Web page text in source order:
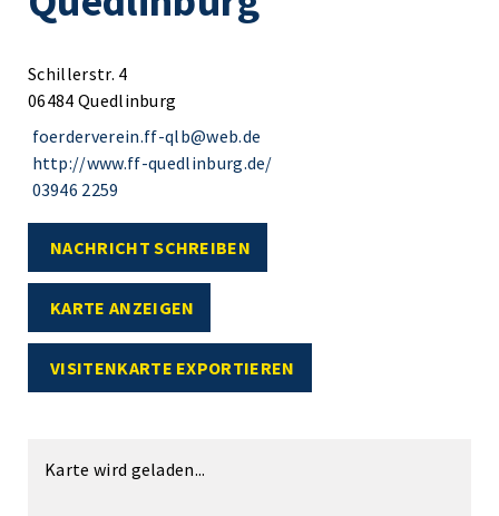
Schillerstr. 4
06484 Quedlinburg
foerderverein.ff-qlb@web.de
http://www.ff-quedlinburg.de/
03946 2259
NACHRICHT SCHREIBEN
KARTE ANZEIGEN
VISITENKARTE EXPORTIEREN
Karte wird geladen...